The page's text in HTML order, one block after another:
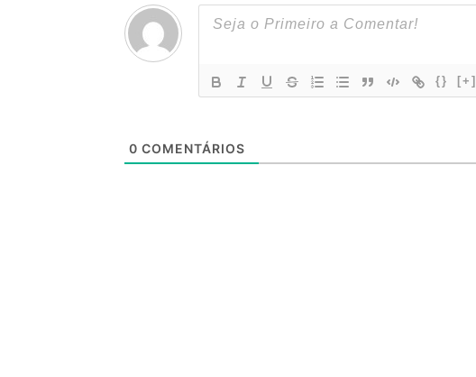
{} [+]
0 COMENTÁRIOS